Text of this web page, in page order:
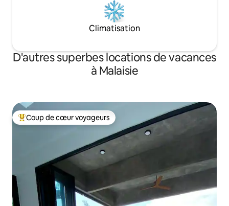
Climatisation
D'autres superbes locations de vacances
à Malaisie
Coup de cœur voyageurs parmi les plus aimés
Coup de cœur voyageurs